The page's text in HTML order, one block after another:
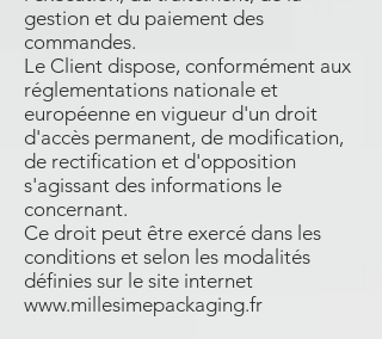
gestion et du paiement des
commandes.
Le Client dispose, conformément aux
réglementations nationale et
européenne en vigueur d'un droit
d'accès permanent, de modification,
de rectification et d'opposition
s'agissant des informations le
concernant.
Ce droit peut être exercé dans les
conditions et selon les modalités
définies sur le site internet
www.millesimepackaging.fr